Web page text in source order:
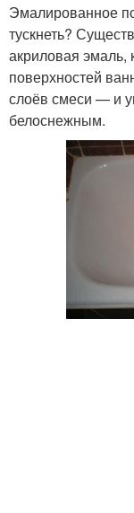
Эмалированное
тускнеть?
акриловая эмаль,
поверхностей
слоёв смеси — и
белоснежным.